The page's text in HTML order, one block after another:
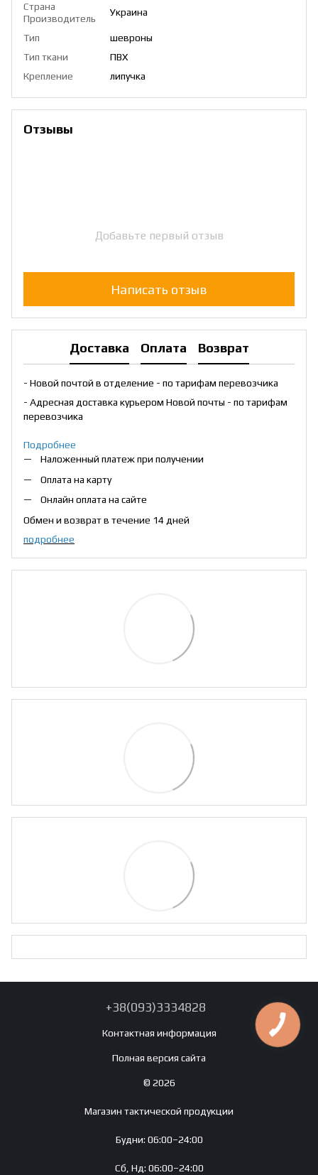
Страна
Производитель
Украина
Тип
шевроны
Тип ткани
ПВХ
Крепление
липучка
Отзывы
Добавьте первый отзыв
Написать отзыв
Доставка Оплата Возврат
- Новой почтой в отделение - по тарифам перевозчика
- Адресная доставка курьером Новой почты - по тарифам
перевозчика
Подробнее
Наложенный платеж при получении
Оплата на карту
Онлайн оплата на сайте
Обмен и возврат в течение 14 дней
подробнее
+38(093)3334828
Контактная информация
Полная версия сайта
© 2026
Магазин тактической продукции
Будни: 06:00–24:00
Сб, Нд: 06:00–24:00